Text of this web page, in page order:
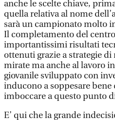
anche le scelte chiave,
quella relativa al nome
sarà un campionato molto
Il completamento del
importantissimi risultati
ottenuti grazie a strategie
mirate ma anche al lavoro
giovanile sviluppato con
inducono a soppesare bene
imboccare a questo punto
E’ qui che la grande